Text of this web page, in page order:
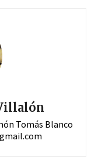
Tomás Blanco